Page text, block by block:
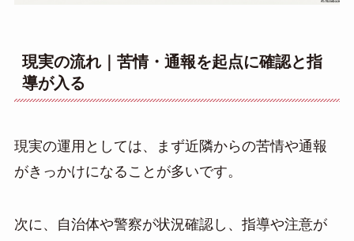
現実の流れ｜苦情・通報を起点に確認と指
導が入る
現実の運用としては、まず近隣からの苦情や通報
がきっかけになることが多いです。
次に、自治体や警察が状況確認し、指導や注意が